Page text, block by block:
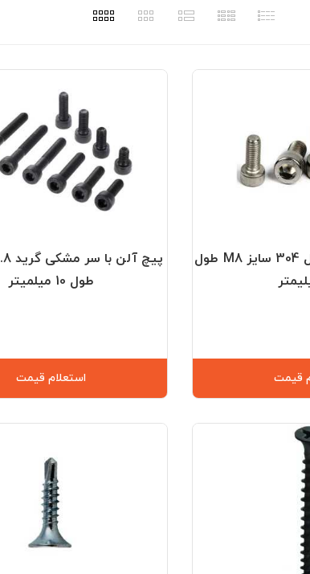
پیچ آلن با سر استیل 304 سایز M8 طول
قیمت
طول 10 میلمیتر
استعلام قیمت